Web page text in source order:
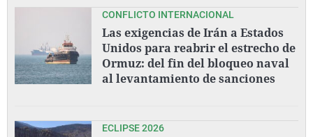
CONFLICTO INTERNACIONAL
Las exigencias de Irán a Estados
Unidos para reabrir el estrecho de
Ormuz: del fin del bloqueo naval
al levantamiento de sanciones
ECLIPSE 2026